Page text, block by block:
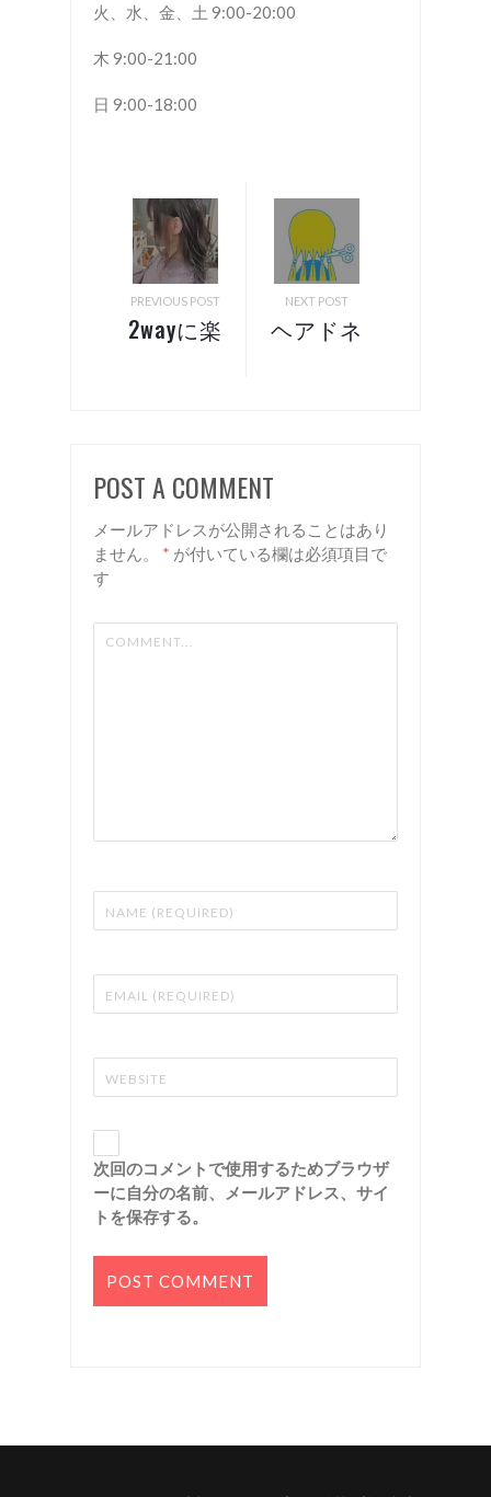
火、水、金、土 9:00-20:00
木 9:00-21:00
日 9:00-18:00
PREVIOUS POST
2wayに楽
谷 美容
室 リア
ン
NEXT POST
ヘアドネ
室 リア
ン
POST A COMMENT
メールアドレスが公開されることはあり
ません。
* が付いている欄は必須項目で
す
次回のコメントで使用するためブラウザ
ーに自分の名前、メールアドレス、サイ
トを保存する。